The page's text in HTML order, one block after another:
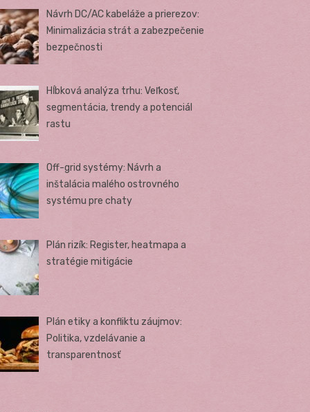
Návrh DC/AC kabeláže a prierezov:
Minimalizácia strát a zabezpečenie
bezpečnosti
Hĺbková analýza trhu: Veľkosť,
segmentácia, trendy a potenciál
rastu
Off-grid systémy: Návrh a
inštalácia malého ostrovného
systému pre chaty
Plán rizík: Register, heatmapa a
stratégie mitigácie
Plán etiky a konfliktu záujmov:
Politika, vzdelávanie a
transparentnosť